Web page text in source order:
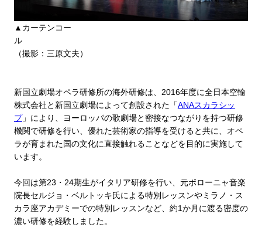
▲カーテンコー
（撮影：三原文夫）
新国立劇場オペラ研修所の海外研修は、2016年度に全日本空輸
株式会社と新国立劇場によって創設された「ANAスカラシッ
プ」により、ヨーロッパの歌劇場と密接なつながりを持つ研修
機関で研修を行い、優れた芸術家の指導を受けると共に、オペ
ラが育まれた国の文化に直接触れることなどを目的に実施して
います。
今回は第23・24期生がイタリア研修を行い、元ボローニャ音楽
院長セルジョ・ベルトッキ氏による特別レッスンやミラノ・ス
カラ座アカデミーでの特別レッスンなど、約1か月に渡る密度の
濃い研修を経験しました。